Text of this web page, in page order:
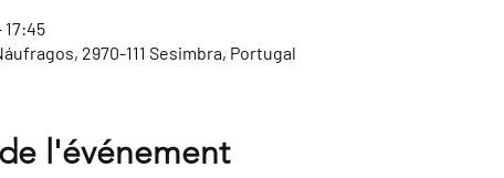
17:45
2970-111 Sesimbra, Portugal
l'événement